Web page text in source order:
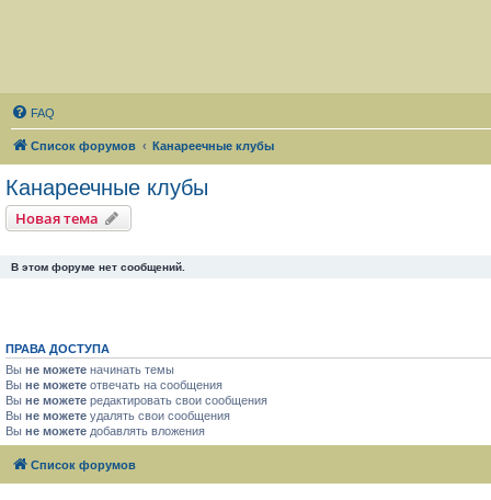
FAQ
Список форумов Канареечные клубы
Канареечные клубы
Новая тема
В этом форуме нет сообщений.
ПРАВА ДОСТУПА
Вы не можете начинать темы
Вы не можете отвечать на сообщения
Вы не можете редактировать свои сообщения
Вы не можете удалять свои сообщения
Вы не можете добавлять вложения
Список форумов